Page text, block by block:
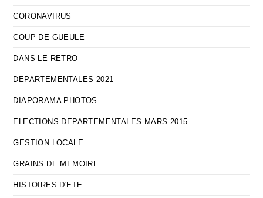
CORONAVIRUS
COUP DE GUEULE
DANS LE RETRO
DEPARTEMENTALES 2021
DIAPORAMA PHOTOS
ELECTIONS DEPARTEMENTALES MARS 2015
GESTION LOCALE
GRAINS DE MEMOIRE
HISTOIRES D'ETE